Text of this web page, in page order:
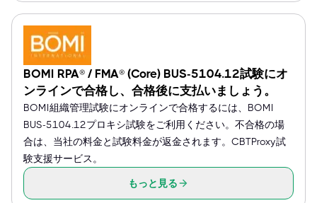
BOMI RPA® / FMA® (Core) BUS-5104.12試験にオ
ンラインで合格し、合格後に支払いましょう。
BOMI組織管理試験にオンラインで合格するには、BOMI
BUS-5104.12プロキシ試験をご利用ください。不合格の場
合は、当社の料金と試験料金が返金されます。CBTProxy試
験支援サービス。
もっと見る